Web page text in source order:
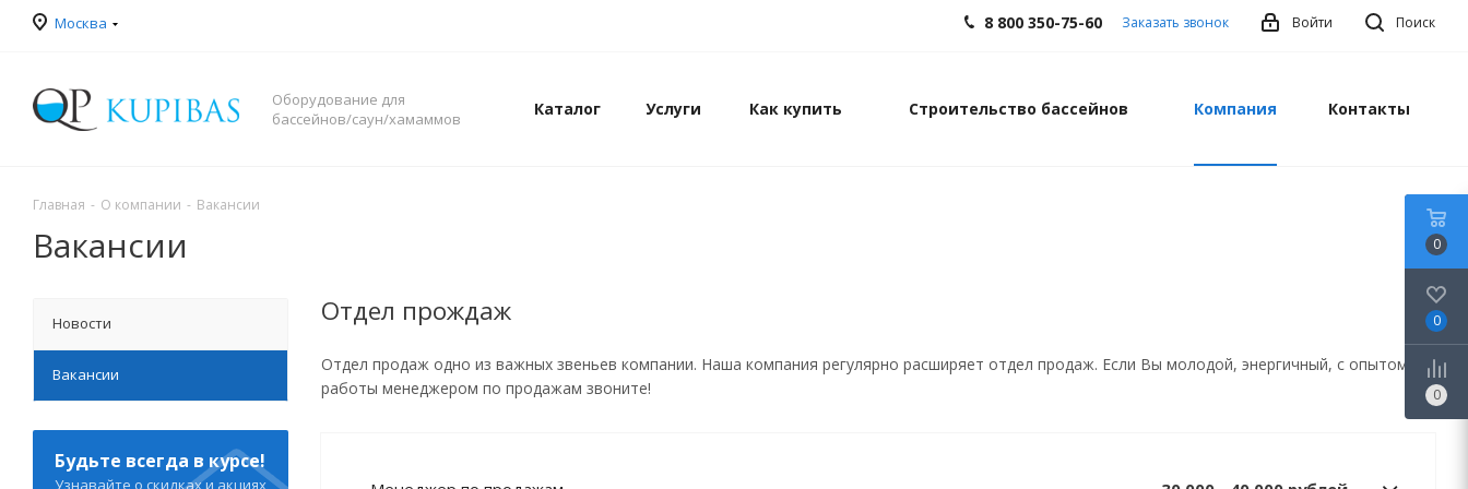
Москва Поиск
Войти
8 800 350-75-60 Заказать звонок
Оборудование для
бассейнов/саун/хамаммов
Каталог Услуги Как купить Строительство бассейнов Компания Контакты
Главная - О компании - Вакансии
Вакансии
Отдел прождаж
Отдел продаж одно из важных звеньев компании. Наша компания регулярно расширяет отдел продаж. Если Вы молодой, энергичный, с опытом
работы менеджером по продажам звоните!
Новости
Вакансии
Будьте всегда в курсе!
Узнавайте о скидках и акциях
0
0
0